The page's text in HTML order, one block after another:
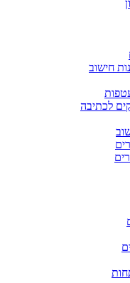
חישוב
לכתיבה